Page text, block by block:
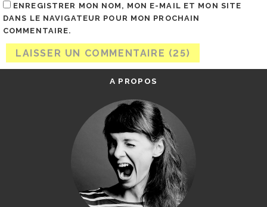
ENREGISTRER MON NOM, MON E-MAIL ET MON SITE
DANS LE NAVIGATEUR POUR MON PROCHAIN
COMMENTAIRE.
A PROPOS